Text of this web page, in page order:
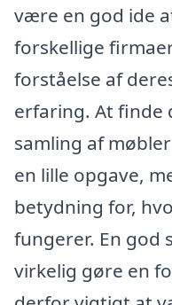
være en god ide
forskellige
forståelse af
erfaring. At
samling af
en lille opgave,
betydning for,
fungerer. En god
virkelig gøre en